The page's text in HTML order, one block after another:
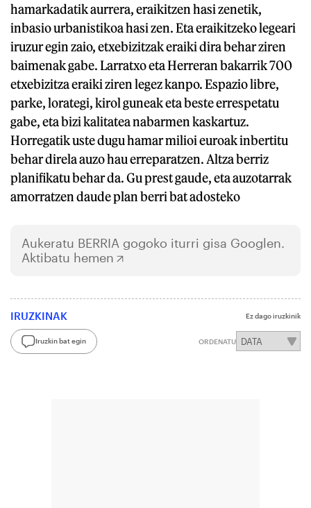
hamarkadatik aurrera, eraikitzen hasi zenetik,
inbasio urbanistikoa hasi zen. Eta eraikitzeko legeari
iruzur egin zaio, etxebizitzak eraiki dira behar ziren
baimenak gabe. Larratxo eta Herreran bakarrik 700
etxebizitza eraiki ziren legez kanpo. Espazio libre,
parke, lorategi, kirol guneak eta beste errespetatu
gabe, eta bizi kalitatea nabarmen kaskartuz.
Horregatik uste dugu hamar milioi euroak inbertitu
behar direla auzo hau erreparatzen. Altza berriz
planifikatu behar da. Gu prest gaude, eta auzotarrak
amorratzen daude plan berri bat adosteko
Aukeratu BERRIA gogoko iturri gisa Googlen.
Aktibatu hemen
IRUZKINAK Ez dago iruzkinik
Iruzkin bat egin ORDENATU